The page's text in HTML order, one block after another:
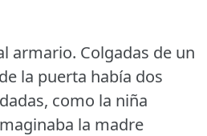
armario. Colgadas de un
la puerta había dos
como la niña
la madre